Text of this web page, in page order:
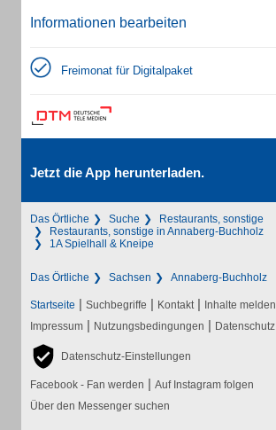
Informationen bearbeiten
Freimonat für Digitalpaket
Jetzt die App herunterladen.
Das Örtliche Suche
Restaurants, sonstige
Restaurants, sonstige in Annaberg-Buchholz
1A Spielhall & Kneipe
Das Örtliche Sachsen Annaberg-Buchholz
Startseite | Suchbegriffe | Kontakt | Inhalte melden
Impressum | Nutzungsbedingungen | Datenschutz
Datenschutz-Einstellungen
Facebook - Fan werden | Auf Instagram folgen
Über den Messenger suchen